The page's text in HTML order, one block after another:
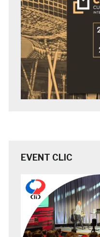
EVENT CLIC